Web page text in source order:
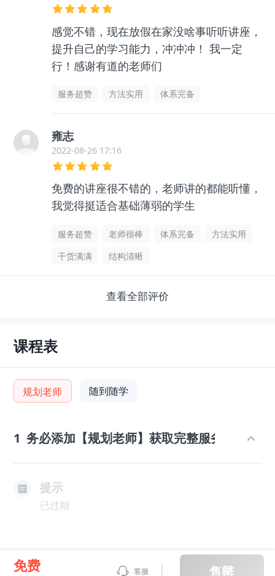
感觉不错，现在放假在家没啥事听听讲座，
提升自己的学习能力，冲冲冲！ 我一定
行！感谢有道的老师们
服务超赞 方法实用 体系完备
雍志
2022-08-26 17:16
免费的讲座很不错的，老师讲的都能听懂，
我觉得挺适合基础薄弱的学生
服务超赞 老师很棒 体系完备
方法实用
干货满满
结构清晰
查看全部评价
课程表
规划老师 随到随学
1 务必添加【规划老师】获取完整服务
提示
已过期
免费 客服 售罄